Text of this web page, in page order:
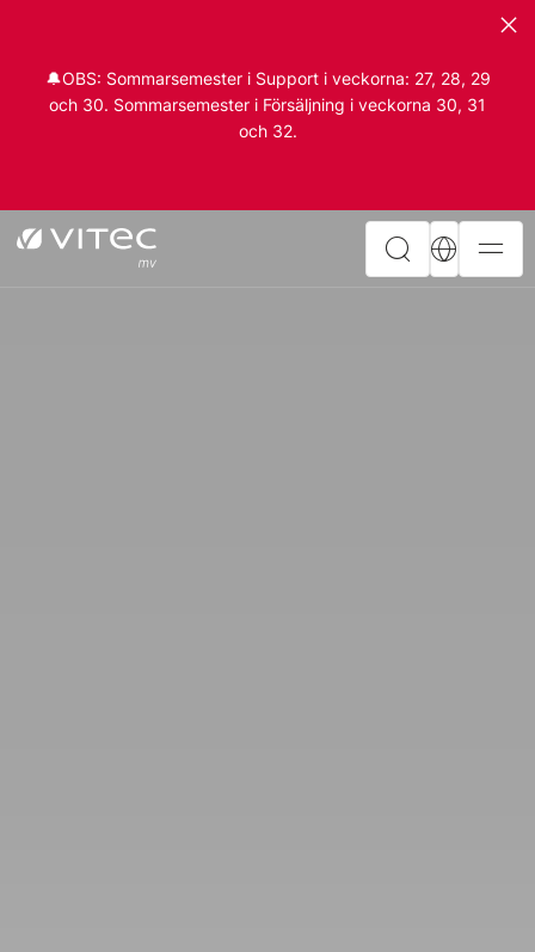
🔔OBS: Sommarsemester i Support i veckorna: 27, 28, 29
och 30. Sommarsemester i Försäljning i veckorna 30, 31
och 32.